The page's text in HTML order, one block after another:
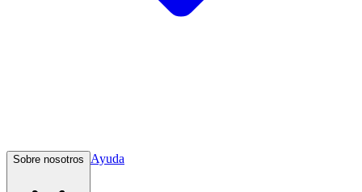
Sobre nosotros Ayuda